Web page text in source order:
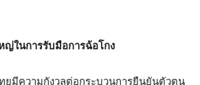
ญ่ในการรับมือการฉ้อโกง
ยมีความกังวลต่อกระบวนการยืนยันตัวตน